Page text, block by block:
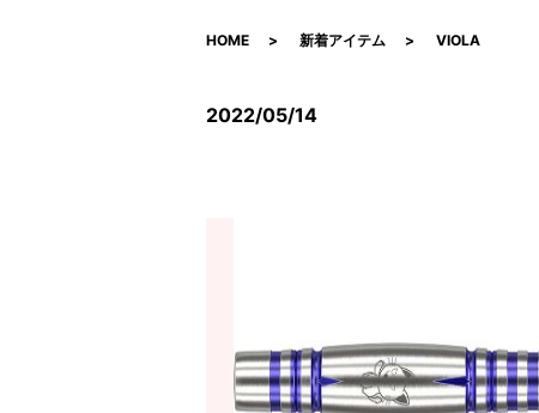
HOME 新着アイテム VIOLA
2022/05/14